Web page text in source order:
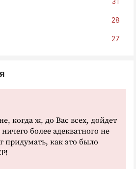
28
27
когда ж, до Вас всех, дойдет
более адекватного не
придумать, как это было